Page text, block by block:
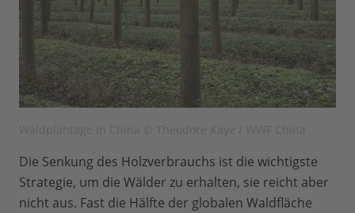
Die Senkung des Holzverbrauchs ist die wichtigste
Strategie, um die Wälder zu erhalten, sie reicht aber
nicht aus. Fast die Hälfte der globalen Waldfläche